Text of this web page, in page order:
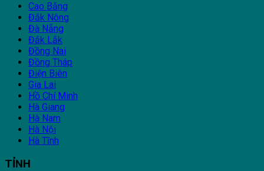
Cao Bằng
Đắk Nông
Đà Nẵng
Đắk Lắk
Đồng Nai
Đồng Tháp
Điện Biên
Gia Lai
Hồ Chí Minh
Hà Giang
Hà Nam
Hà Nội
Hà Tĩnh
TỈNH